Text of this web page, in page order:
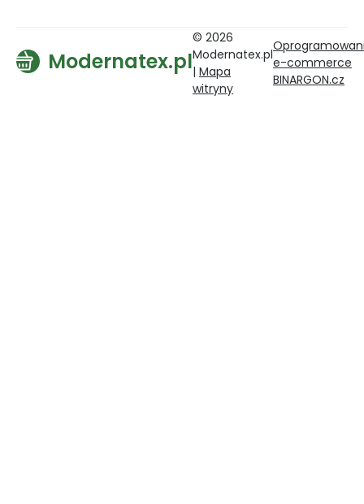
Modernatex.pl
© 2026
Modernatex.pl
| Mapa
witryny
e-commerce
BINARGON.cz